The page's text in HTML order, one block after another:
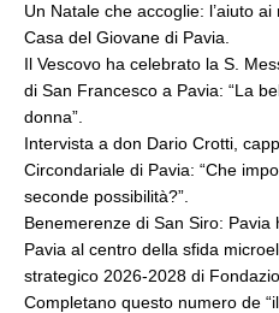
Un Natale che accoglie: l’aiuto
Casa del Giovane di Pavia.
Il Vescovo ha celebrato la S.
di San Francesco a Pavia: “La
donna”.
Intervista a don Dario Crotti,
Circondariale di Pavia: “Che
seconde possibilità?”.
Benemerenze di San Siro: Pavia
Pavia al centro della sfida
strategico 2026-2028 di
Completano questo numero de